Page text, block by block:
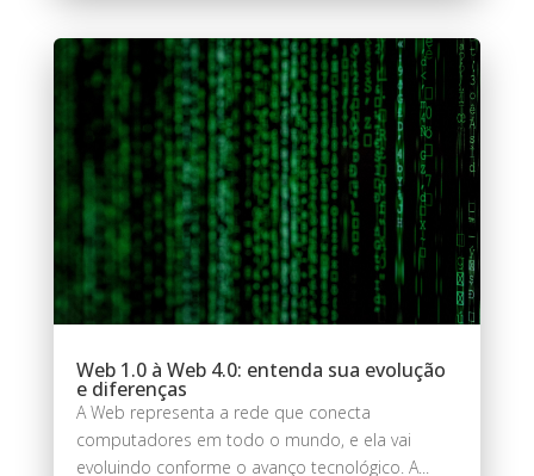
Web 1.0 à Web 4.0: entenda sua evolução
e diferenças
A Web representa a rede que conecta
computadores em todo o mundo, e ela vai
evoluindo conforme o avanço tecnológico. A...